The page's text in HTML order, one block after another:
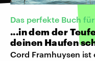
Das perfekte Buch
...in dem der
deinen Haufen
Cord Framhuysen ist